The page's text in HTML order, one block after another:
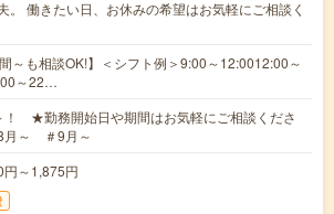
。 働きたい日、お休みの希望はお気軽にご相談く
間～も相談OK!】＜シフト例＞9:00～12:0012:00～
～22…
！ ★勤務開始日や期間はお気軽にご相談くださ
～ ＃9月～
～1,875円